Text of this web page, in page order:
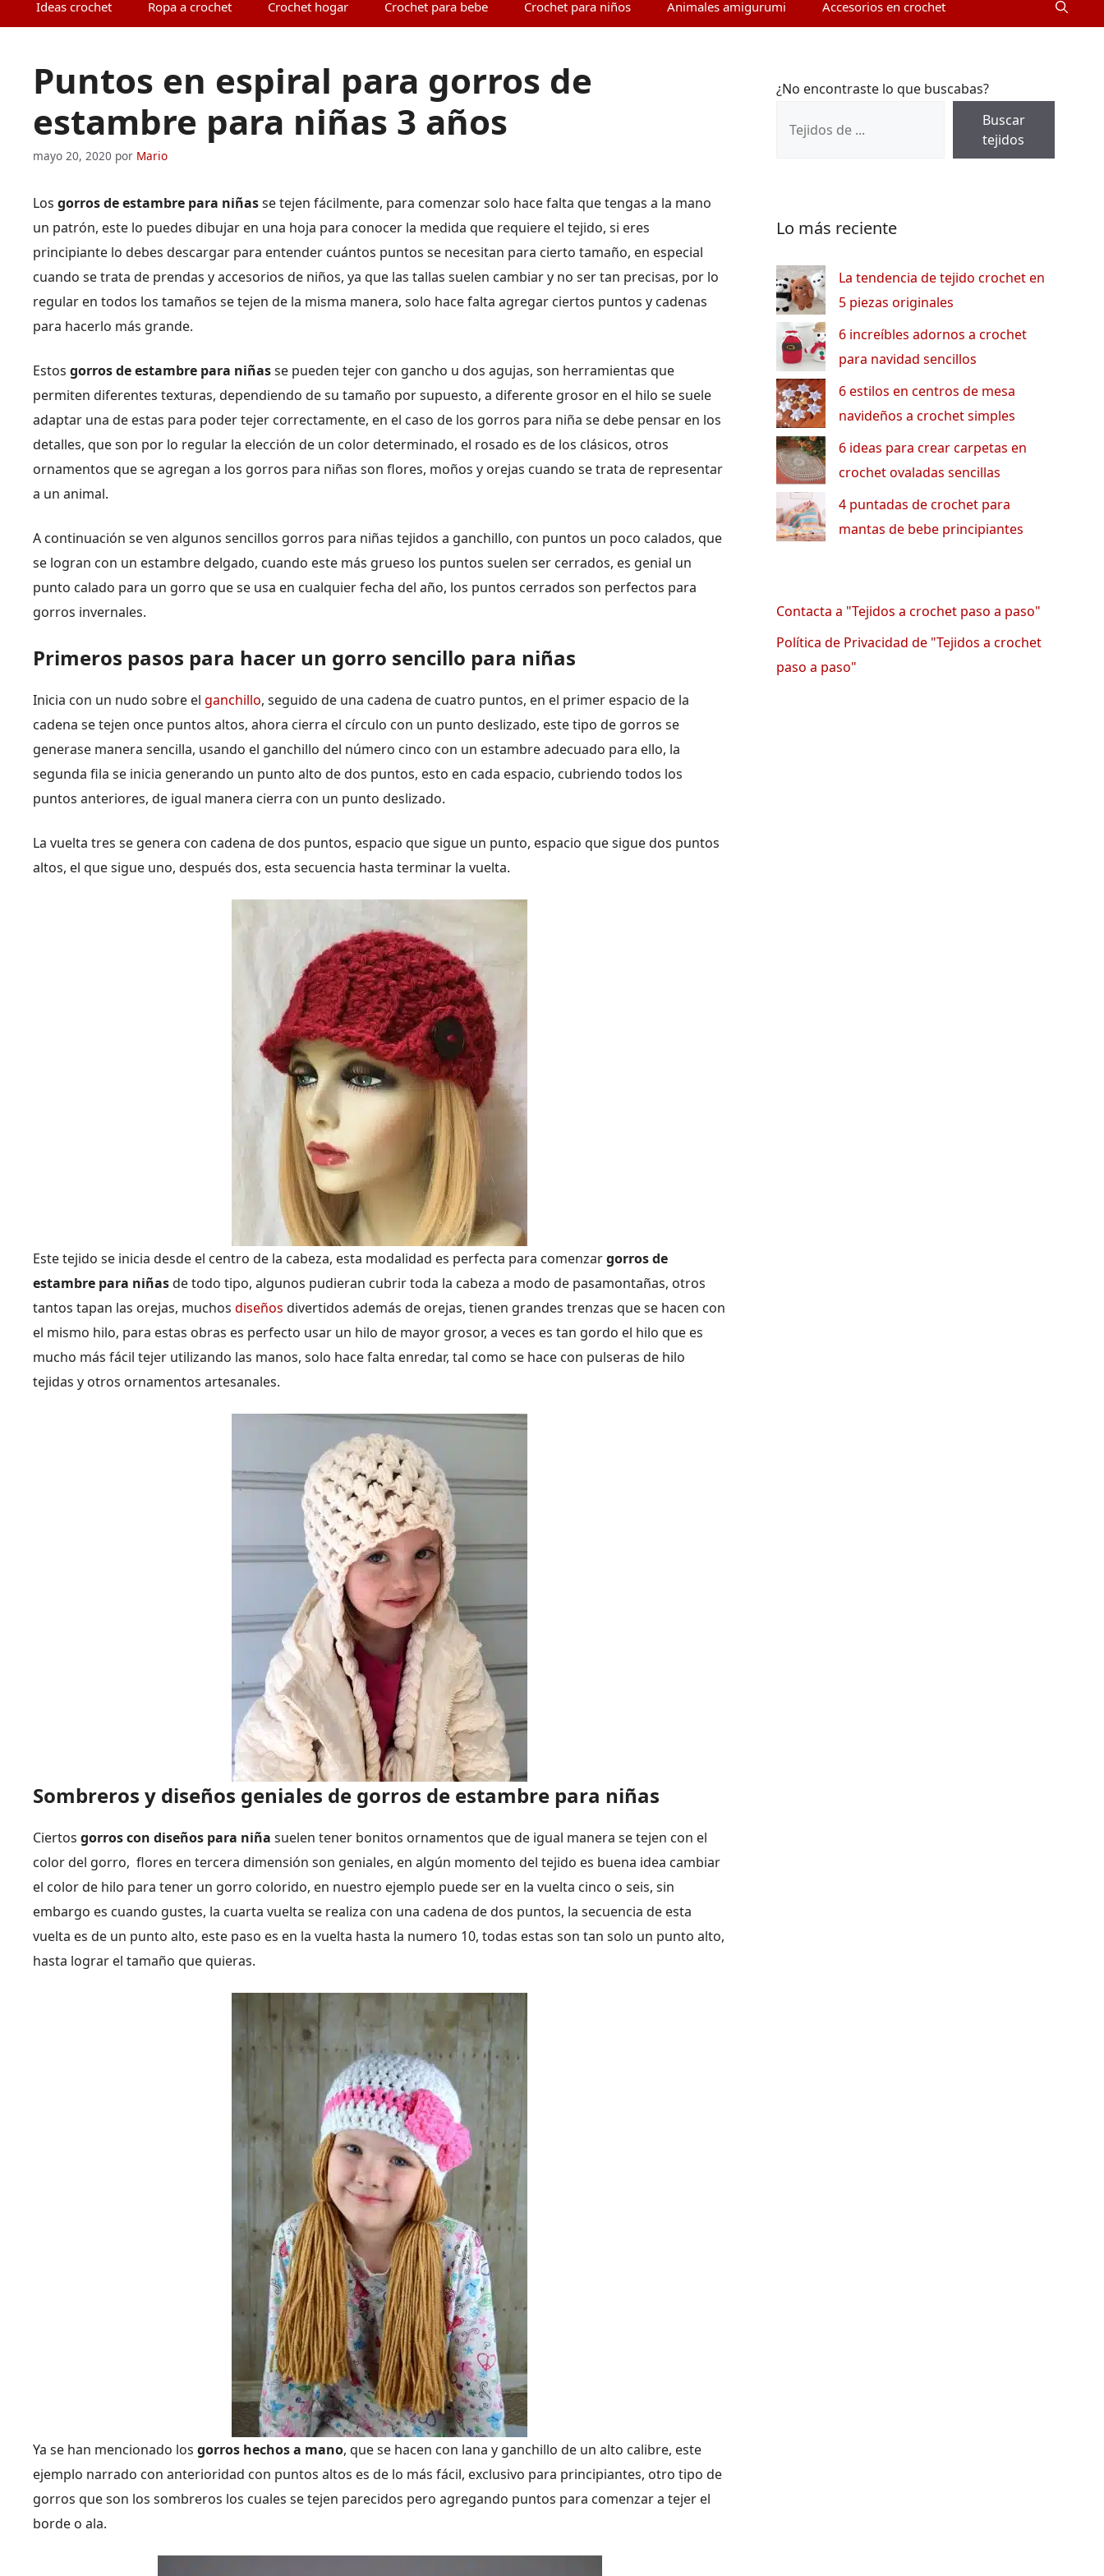
Ideas crochet Ropa a crochet Crochet hogar Crochet para bebe Crochet para niños Animales amigurumi Accesorios en crochet
Puntos en espiral para gorros de
estambre para niñas 3 años
mayo 20, 2020 por Mario
Los gorros de estambre para niñasse tejen fácilmente, para comenzar solo hace falta que tengas a la mano
un patrón, este lo puedes dibujar en una hoja para conocer la medida que requiere el tejido, si eres
principiante lo debes descargar para entender cuántos puntos se necesitan para cierto tamaño, en especial
cuando se trata de prendas y accesorios de niños, ya que las tallas suelen cambiar y no ser tan precisas, por lo
regular en todos los tamaños se tejen de la misma manera, solo hace falta agregar ciertos puntos y cadenas
para hacerlo más grande.
Estos gorros de estambre para niñasse pueden tejer con gancho u dos agujas, son herramientas que
permiten diferentes texturas, dependiendo de su tamaño por supuesto, a diferente grosor en el hilo se suele
adaptar una de estas para poder tejer correctamente, en el caso de los gorros para niña se debe pensar en los
detalles, que son por lo regular la elección de un color determinado, el rosado es de los clásicos, otros
ornamentos que se agregan a los gorros para niñas son flores, moños y orejas cuando se trata de representar
a un animal.
A continuación se ven algunos sencillos gorros para niñas tejidos a ganchillo, con puntos un poco calados, que
se logran con un estambre delgado, cuando este más grueso los puntos suelen ser cerrados, es genial un
punto calado para un gorro que se usa en cualquier fecha del año, los puntos cerrados son perfectos para
gorros invernales.
Primeros pasos para hacer un gorro sencillo para niñas
Inicia con un nudo sobre el ganchillo, seguido de una cadena de cuatro puntos, en el primer espacio de la
cadena se tejen once puntos altos, ahora cierra el círculo con un punto deslizado, este tipo de gorros se
generase manera sencilla, usando el ganchillo del número cinco con un estambre adecuado para ello, la
segunda fila se inicia generando un punto alto de dos puntos, esto en cada espacio, cubriendo todos los
puntos anteriores, de igual manera cierra con un punto deslizado.
La vuelta tres se genera con cadena de dos puntos, espacio que sigue un punto, espacio que sigue dos puntos
altos, el que sigue uno, después dos, esta secuencia hasta terminar la vuelta.
Este tejido se inicia desde el centro de la cabeza, esta modalidad es perfecta para comenzargorros de
estambre para niñasde todo tipo, algunos pudieran cubrir toda la cabeza a modo de pasamontañas, otros
tantos tapan las orejas, muchos diseños divertidos además de orejas, tienen grandes trenzas que se hacen con
el mismo hilo, para estas obras es perfecto usar un hilo de mayor grosor, a veces es tan gordo el hilo que es
mucho más fácil tejer utilizando las manos, solo hace falta enredar, tal como se hace con pulseras de hilo
tejidas y otros ornamentos artesanales.
Sombreros y diseños geniales de gorros de estambre para niñas
Ciertos gorros con diseños para niña suelen tener bonitos ornamentos que de igual manera se tejen con el
color del gorro, flores en tercera dimensión son geniales, en algún momento del tejido es buena idea cambiar
el color de hilo para tener un gorro colorido, en nuestro ejemplo puede ser en la vuelta cinco o seis, sin
embargo es cuando gustes, la cuarta vuelta se realiza con una cadena de dos puntos, la secuencia de esta
vuelta es de un punto alto, este paso es en la vuelta hasta la numero 10, todas estas son tan solo un punto alto,
hasta lograr el tamaño que quieras.
Ya se han mencionado los gorros hechos a mano, que se hacen con lana y ganchillo de un alto calibre, este
ejemplo narrado con anterioridad con puntos altos es de lo más fácil, exclusivo para principiantes, otro tipo de
gorros que son los sombreros los cuales se tejen parecidos pero agregando puntos para comenzar a tejer el
borde o ala.
¿No encontraste lo que buscabas?
Buscar
tejidos
Lo más reciente
La tendencia de tejido crochet en
5 piezas originales
6 increíbles adornos a crochet
para navidad sencillos
6 estilos en centros de mesa
navideños a crochet simples
6 ideas para crear carpetas en
crochet ovaladas sencillas
4 puntadas de crochet para
mantas de bebe principiantes
Contacta a "Tejidos a crochet paso a paso"
Política de Privacidad de "Tejidos a crochet
paso a paso"